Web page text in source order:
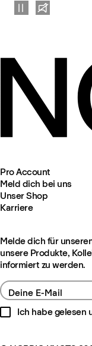
Pro Account
Meld dich bei uns
Unser Shop
Karriere
Melde dich für
unsere Produkte,
informiert zu werden.
Deine E-Mail
Ich habe gelesen